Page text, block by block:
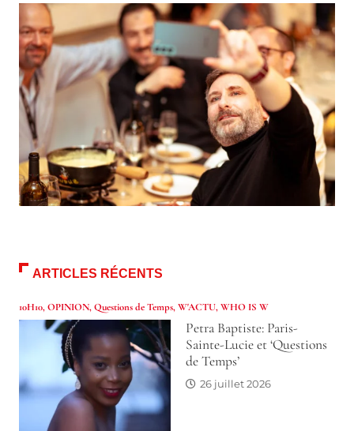
ARTICLES RÉCENTS
10H10,OPINION,Questions de Temps,W'ACTU,WHO IS W
Petra Baptiste: Paris-
Sainte-Lucie et ‘Questions
de Temps’
26 juillet 2026